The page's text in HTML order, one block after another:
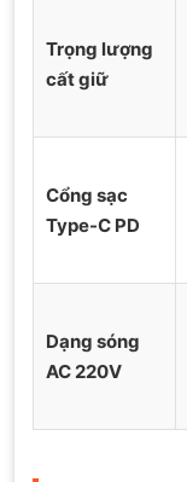
Trọng lượng
cất giữ
Cổng sạc
Type-C PD
Dạng sóng
AC 220V